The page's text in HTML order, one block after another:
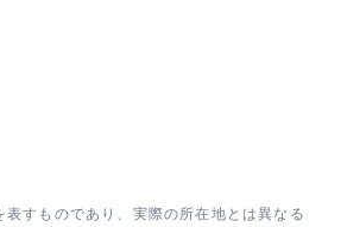
すものであり、実際の所在地とは異なる